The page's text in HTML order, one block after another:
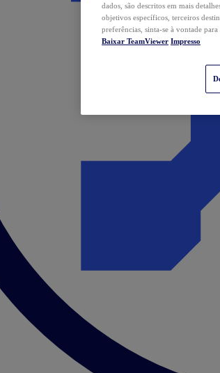
dados, são descritos em mais
objetivos específicos, terceiros
preferências, sinta-se à vontade
Baixar TeamViewer Impresso